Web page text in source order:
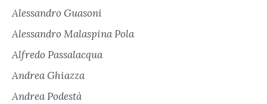
Alessandro Guasoni
Alessandro Malaspina Pola
Alfredo Passalacqua
Andrea Ghiazza
Andrea Podestà